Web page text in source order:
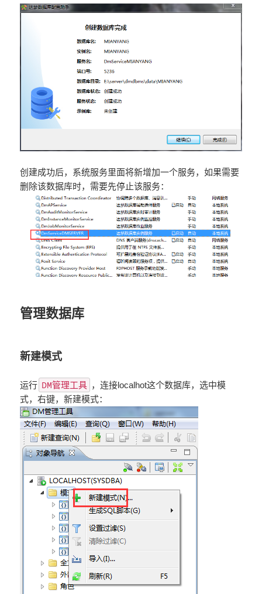
创建成功后，系统服务里面将新增加一个服务，如果需要
删除该数据库时，需要先停止该服务：
管理数据库
新建模式
运行 DM管理工具 ，连接localhot这个数据库，选中模
式，右键，新建模式：